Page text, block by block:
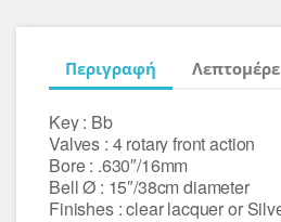
Περιγραφή
Key : Bb
Valves : 4 rotary front action
Bore : .630″/16mm
Bell Ø : 15″/38cm diameter
Finishes : clear lacquer or